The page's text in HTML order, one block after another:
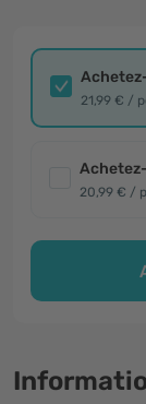
21,99 € /
20,99 € /